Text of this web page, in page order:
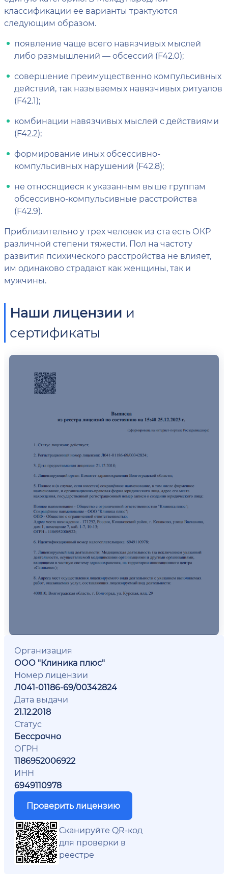
классификации ее варианты трактуются
следующим образом.
появление чаще всего навязчивых мыслей
либо размышлений — обсессий (F42.0);
совершение преимущественно компульсивных
действий, так называемых навязчивых ритуалов
(F42.1);
комбинации навязчивых мыслей с действиями
(F42.2);
формирование иных обсессивно-
компульсивных нарушений (F42.8);
не относящиеся к указанным выше группам
обсессивно-компульсивные расстройства
(F42.9).
Приблизительно у трех человек из ста есть ОКР
различной степени тяжести. Пол на частоту
развития психического расстройства не влияет,
им одинаково страдают как женщины, так и
мужчины.
Наши лицензии и
сертификаты
Организация
ООО "Клиника плюс"
Номер лицензии
Л041-01186-69/00342824
Дата выдачи
21.12.2018
Статус
Бессрочно
ОГРН
1186952006922
ИНН
6949110978
Проверить лицензию
Сканируйте QR-код
для проверки в
реестре